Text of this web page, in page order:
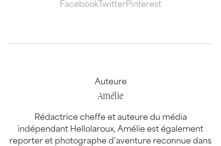
Facebook TwitterPinterest
Auteure
Amélie
Rédactrice cheffe et auteure du média
indépendant Hellolaroux, Amélie est également
reporter et photographe d’aventure reconnue dans